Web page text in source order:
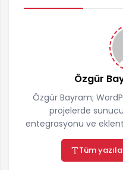
Özgür
Özgür Bayram;
projelerde
entegrasyonu ve
yazılımcıdır.
önbellekleme,
entegrasyonları
Tüm